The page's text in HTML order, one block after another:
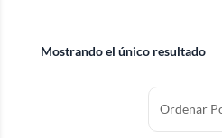
Mostrando el único resultado